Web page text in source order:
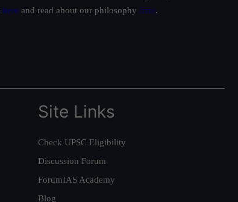
here and read about our philosophy here.
Site Links
Check UPSC Eligibility
Discussion Forum
ForumIAS Academy
Blog